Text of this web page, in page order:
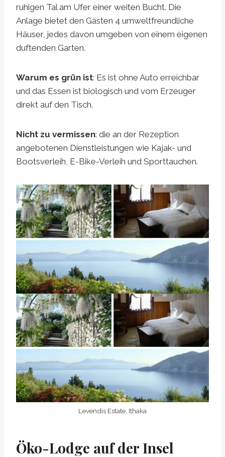
ruhigen Tal am Ufer einer weiten Bucht. Die
Anlage bietet den Gästen 4 umweltfreundliche
Häuser, jedes davon umgeben von einem eigenen
duftenden Garten.
Warum es grün ist: Es ist ohne Auto erreichbar
und das Essen ist biologisch und vom Erzeuger
direkt auf den Tisch.
Nicht zu vermissen: die an der Rezeption
angebotenen Dienstleistungen wie Kajak- und
Bootsverleih, E-Bike-Verleih und Sporttauchen.
Levendis Estate, Ithaka
Öko-Lodge auf der Insel